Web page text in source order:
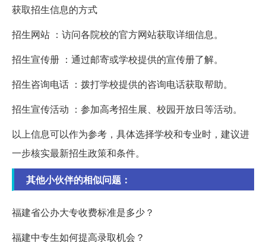
获取招生信息的方式
招生网站 ：访问各院校的官方网站获取详细信息。
招生宣传册 ：通过邮寄或学校提供的宣传册了解。
招生咨询电话 ：拨打学校提供的咨询电话获取帮助。
招生宣传活动 ：参加高考招生展、校园开放日等活动。
以上信息可以作为参考，具体选择学校和专业时，建议进
一步核实最新招生政策和条件。
其他小伙伴的相似问题：
福建省公办大专收费标准是多少？
福建中专生如何提高录取机会？